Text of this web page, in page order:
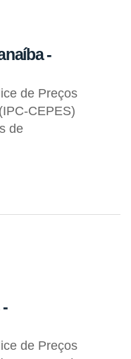
-
de Preços
CEPES)
de
de Preços